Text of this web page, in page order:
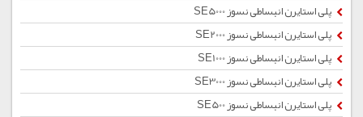
پلی استایرن انبساطی نسوز SE5000
پلی استایرن انبساطی نسوز SE2000
پلی استایرن انبساطی نسوز SE1000
پلی استایرن انبساطی نسوز SE3000
پلی استایرن انبساطی نسوز SE500